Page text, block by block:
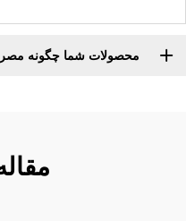
محصولات شما چگونه